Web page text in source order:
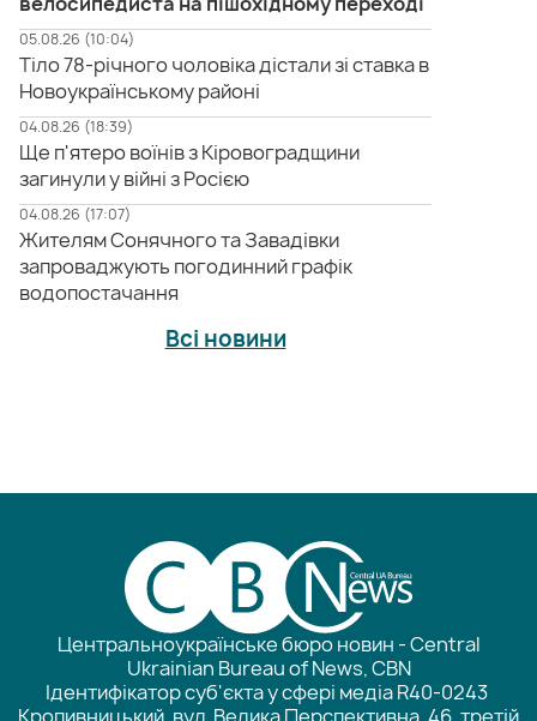
05.08.26 (10:04)
Тіло 78-річного чоловіка дістали зі ставка в
Новоукраїнському районі
04.08.26 (18:39)
Ще п'ятеро воїнів з Кіровоградщини
загинули у війні з Росією
04.08.26 (17:07)
Жителям Сонячного та Завадівки
запроваджують погодинний графік
водопостачання
Всі новини
Центральноукраїнське бюро новин - Central
Ukrainian Bureau of News, CBN
Ідентифікатор суб'єкта у сфері медіа R40-0243